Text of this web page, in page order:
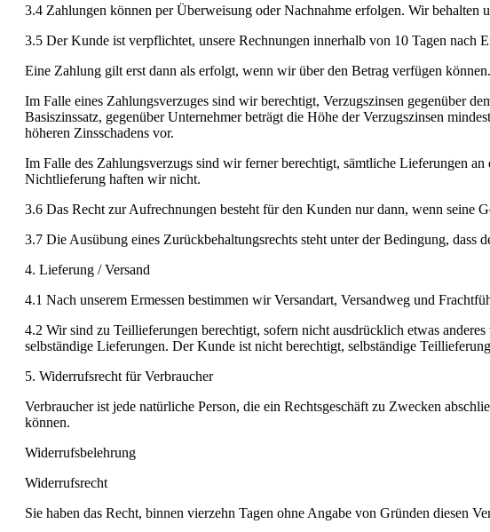
3.4 Zahlungen können per Überweisung oder Nachnahme erfolgen. Wir behalten
3.5 Der Kunde ist verpflichtet, unsere Rechnungen innerhalb von 10 Tagen nach
Eine Zahlung gilt erst dann als erfolgt, wenn wir über den Betrag verfügen
Im Falle eines Zahlungsverzuges sind wir berechtigt, Verzugszinsen gegenüber
Basiszinssatz, gegenüber Unternehmer beträgt die Höhe der Verzugszinsen
höheren Zinsschadens vor.
Im Falle des Zahlungsverzugs sind wir ferner berechtigt, sämtliche Lieferungen
Nichtlieferung haften wir nicht.
3.6 Das Recht zur Aufrechnungen besteht für den Kunden nur dann, wenn seine
3.7 Die Ausübung eines Zurückbehaltungsrechts steht unter der Bedingung, dass
4. Lieferung / Versand
4.1 Nach unserem Ermessen bestimmen wir Versandart, Versandweg und
4.2 Wir sind zu Teillieferungen berechtigt, sofern nicht ausdrücklich etwas
selbständige Lieferungen. Der Kunde ist nicht berechtigt, selbständige
5. Widerrufsrecht für Verbraucher
Verbraucher ist jede natürliche Person, die ein Rechtsgeschäft zu Zwecken
können.
Widerrufsbelehrung
Widerrufsrecht
Sie haben das Recht, binnen vierzehn Tagen ohne Angabe von Gründen diesen